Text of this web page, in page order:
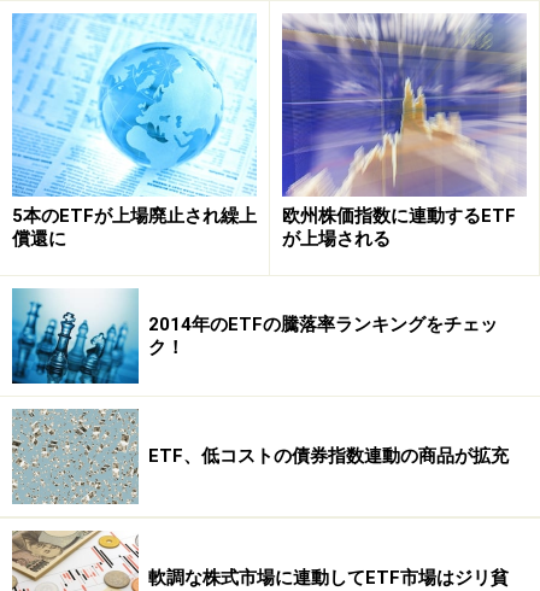
リートの主な収益源である不動産賃料は、基本的には、
毎月決まった金額が安定的に入ってくるという性質のも
の。よってリートの分配金は株式投資信託などに比べ、
比較的安定している傾向があります。そして、リートは
期ごとの収益のほとんどを分配金として払い出す仕組み
を持っているため、分配金が高めな点も特徴です。
5本のETFが上場廃止され繰上
償還に
欧州株価指数に連動するETF
が上場される
2014年のETFの騰落率ランキングをチェッ
ク！
ETF、低コストの債券指数連動の商品が拡充
軟調な株式市場に連動してETF市場はジリ貧